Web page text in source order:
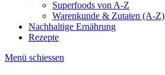
Superfoods von A-Z
Warenkunde & Zutaten (A-Z)
Nachhaltige Ernährung
Rezepte
Menü schiessen